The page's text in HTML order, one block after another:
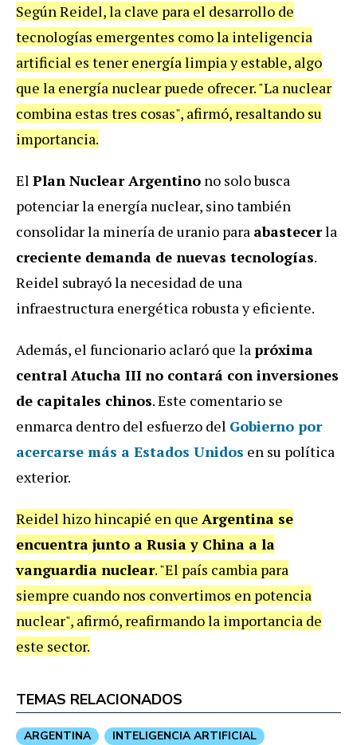
Según Reidel, la clave para el desarrollo de
tecnologías emergentes como la inteligencia
artificial es tener energía limpia y estable, algo
que la energía nuclear puede ofrecer. "La nuclear
combina estas tres cosas", afirmó, resaltando su
importancia.
El Plan Nuclear Argentino no solo busca
potenciar la energía nuclear, sino también
consolidar la minería de uranio para abastecerla
creciente demanda de nuevas tecnologías.
Reidel subrayó la necesidad de una
infraestructura energética robusta y eficiente.
Además, el funcionario aclaró que lapróxima
central Atucha IIIno contará con inversiones
de capitales chinos. Este comentario se
enmarca dentro del esfuerzo del Gobierno por
acercarse más a Estados Unidos en su política
exterior.
Reidel hizo hincapié en que Argentina se
encuentra junto a Rusia y China a la
vanguardia nuclear. "El país cambia para
siempre cuando nos convertimos en potencia
nuclear", afirmó, reafirmando la importancia de
este sector.
TEMAS RELACIONADOS
ARGENTINA
INTELIGENCIA ARTIFICIAL